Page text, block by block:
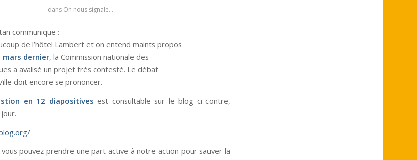
dans On nous signale...
communique :
de l’hôtel Lambert et on entend maints propos
mars dernier, la Commission nationale des
a avalisé un projet très contesté. Le débat
doit encore se prononcer.
en 12 diapositives est consultable sur le blog ci-contre,
vous pouvez prendre une part active à notre action pour sauver la